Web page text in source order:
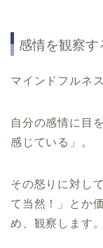
感情を観察す
マインドフルネ
自分の感情に目
感じている」。
その怒りに対し
て当然！」とか
め、観察します。